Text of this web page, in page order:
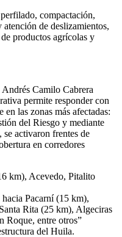
compactación,
de deslizamientos,
productos agrícolas y
Camilo Cabrera
permite responder con
en las zonas más afectadas:
del Riesgo y mediante
activaron frentes de
en corredores
km), Acevedo, Pitalito
Pacarní (15 km),
Rita (25 km), Algeciras
Roque, entre otros”
del Huila.